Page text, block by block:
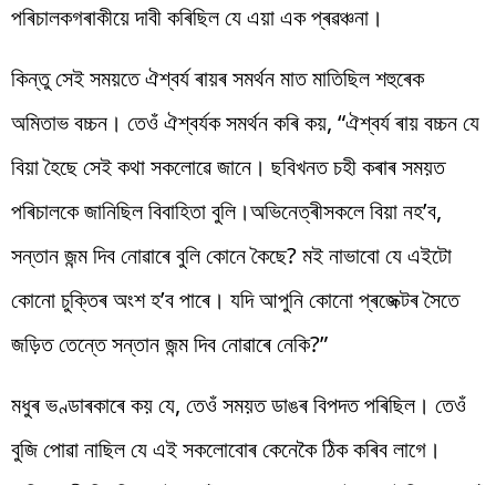
পৰিচালকগৰাকীয়ে দাবী কৰিছিল যে এয়া এক প্ৰৱঞ্চনা।
কিন্তু সেই সময়তে ঐশ্বৰ্য ৰায়ৰ সমৰ্থন মাত মাতিছিল শহুৰেক
অমিতাভ বচ্চন। তেওঁ ঐশ্বৰ্যক সমৰ্থন কৰি কয়, “ঐশ্বৰ্য ৰায় বচ্চন যে
বিয়া হৈছে সেই কথা সকলোৱে জানে। ছবিখনত চহী কৰাৰ সময়ত
পৰিচালকে জানিছিল বিবাহিতা বুলি।অভিনেত্ৰীসকলে বিয়া নহ’ব,
সন্তান জন্ম দিব নোৱাৰে বুলি কোনে কৈছে? মই নাভাবো যে এইটো
কোনো চুক্তিৰ অংশ হ’ব পাৰে। যদি আপুনি কোনো প্ৰজেক্টৰ সৈতে
জড়িত তেন্তে সন্তান জন্ম দিব নোৱাৰে নেকি?”
মধুৰ ভণ্ডাৰকাৰে কয় যে, তেওঁ সময়ত ডাঙৰ বিপদত পৰিছিল। তেওঁ
বুজি পোৱা নাছিল যে এই সকলোবোৰ কেনেকৈ ঠিক কৰিব লাগে।